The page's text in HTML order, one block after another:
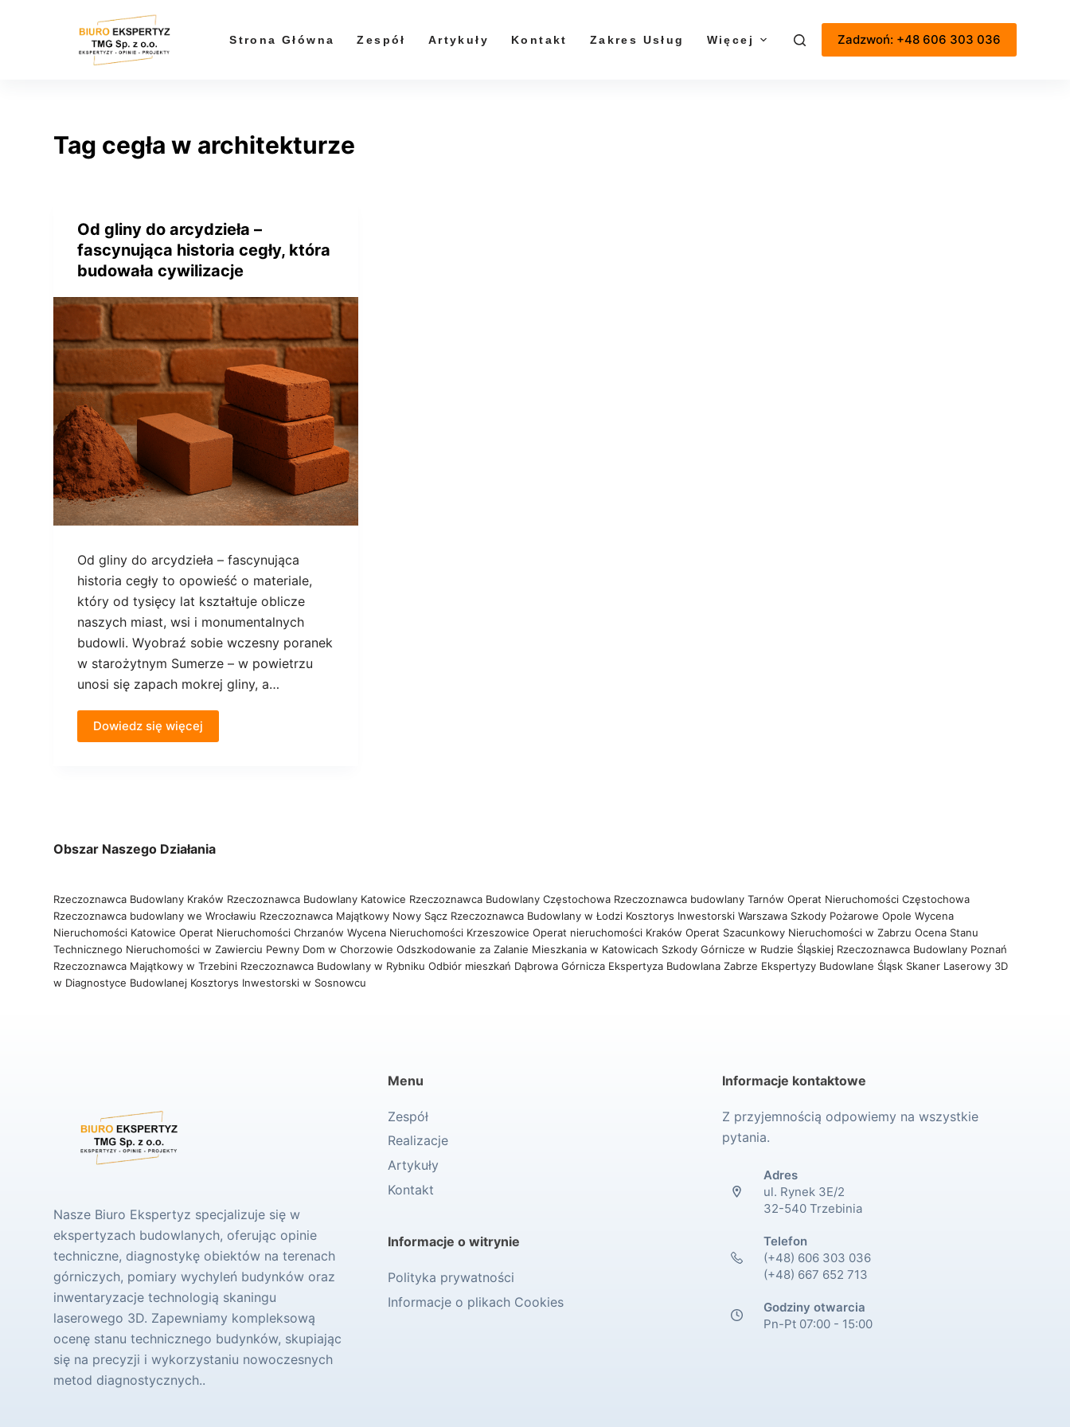
Strona Główna Zespół Artykuły Kontakt Zakres Usług Więcej Zadzwoń: +48 606 303 036
Tag cegła w architekturze
Od gliny do arcydzieła –
fascynująca historia cegły, która
budowała cywilizacje
Od gliny do arcydzieła – fascynująca
historia cegły to opowieść o materiale,
który od tysięcy lat kształtuje oblicze
naszych miast, wsi i monumentalnych
budowli. Wyobraź sobie wczesny poranek
w starożytnym Sumerze – w powietrzu
unosi się zapach mokrej gliny, a…
Dowiedz się więcej
Obszar Naszego Działania
Rzeczoznawca Budowlany Kraków Rzeczoznawca Budowlany Katowice Rzeczoznawca Budowlany Częstochowa Rzeczoznawca budowlany Tarnów Operat Nieruchomości Częstochowa
Rzeczoznawca budowlany we Wrocławiu Rzeczoznawca Majątkowy Nowy Sącz Rzeczoznawca Budowlany w Łodzi Kosztorys Inwestorski Warszawa Szkody Pożarowe OpoleWycena
Nieruchomości Katowice Operat Nieruchomości Chrzanów Wycena Nieruchomości KrzeszowiceOperat nieruchomości Kraków Operat Szacunkowy Nieruchomości w ZabrzuOcena Stanu
Technicznego Nieruchomości w Zawierciu Pewny Dom w Chorzowie Odszkodowanie za Zalanie Mieszkania w Katowicach Szkody Górnicze w Rudzie Śląskiej Rzeczoznawca Budowlany Poznań
Rzeczoznawca Majątkowy w Trzebini Rzeczoznawca Budowlany w RybnikuOdbiór mieszkań Dąbrowa Górnicza Ekspertyza Budowlana Zabrze Ekspertyzy Budowlane Śląsk Skaner Laserowy 3D
w Diagnostyce Budowlanej Kosztorys Inwestorski w Sosnowcu
Nasze Biuro Ekspertyz specjalizuje się w
ekspertyzach budowlanych, oferując opinie
techniczne, diagnostykę obiektów na terenach
górniczych, pomiary wychyleń budynków oraz
inwentaryzacje technologią skaningu
laserowego 3D. Zapewniamy kompleksową
ocenę stanu technicznego budynków, skupiając
się na precyzji i wykorzystaniu nowoczesnych
metod diagnostycznych..
Menu
Zespół
Realizacje
Artykuły
Kontakt
Informacje o witrynie
Polityka prywatności
Informacje o plikach Cookies
Informacje kontaktowe
Z przyjemnością odpowiemy na wszystkie
pytania.
Adres
ul. Rynek 3E/2
32-540 Trzebinia
Telefon
(+48) 606 303 036
(+48) 667 652 713
Godziny otwarcia
Pn-Pt 07:00 - 15:00